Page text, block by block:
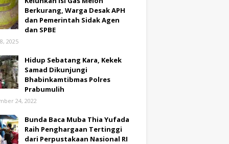
Berkurang, Warga Desak APH
dan Pemerintah Sidak Agen
dan SPBE
2025
Hidup Sebatang Kara, Kekek
Samad Dikunjungi
Bhabinkamtibmas Polres
Prabumulih
24, 2022
Bunda Baca Muba Thia Yufada
Raih Penghargaan Tertinggi
dari Perpustakaan Nasional RI